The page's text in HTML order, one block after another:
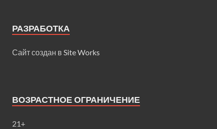
РАЗРАБОТКА
Сайт создан в Site Works
ВОЗРАСТНОЕ ОГРАНИЧЕНИЕ
21+